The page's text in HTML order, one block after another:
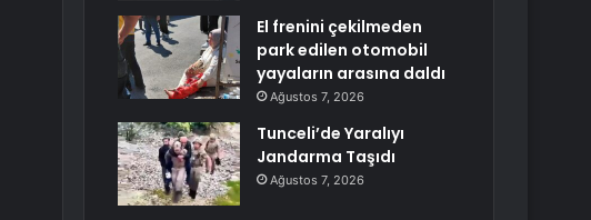
El frenini çekilmeden
park edilen otomobil
yayaların arasına daldı
Ağustos 7, 2026
Tunceli’de Yaralıyı
Jandarma Taşıdı
Ağustos 7, 2026